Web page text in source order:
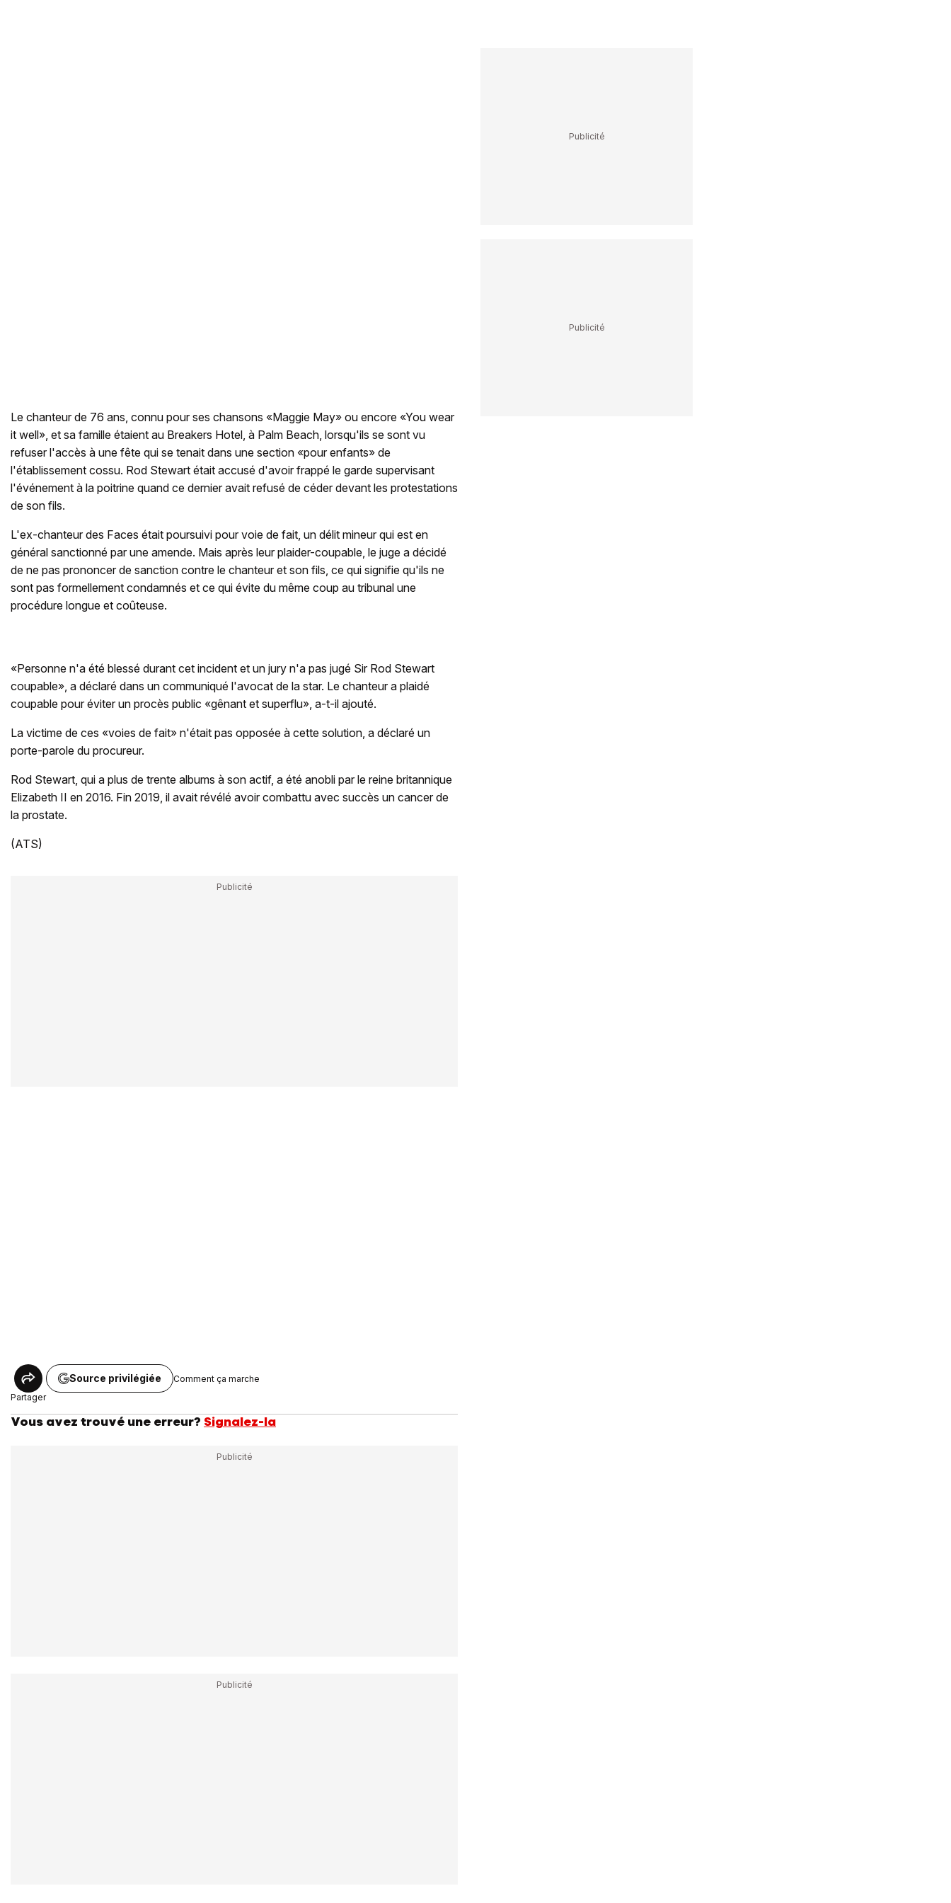
Le chanteur de 76 ans, connu pour ses chansons «Maggie May» ou encore «You wear
it well», et sa famille étaient au Breakers Hotel, à Palm Beach, lorsqu'ils se sont vu
refuser l'accès à une fête qui se tenait dans une section «pour enfants» de
l'établissement cossu. Rod Stewart était accusé d'avoir frappé le garde supervisant
l'événement à la poitrine quand ce dernier avait refusé de céder devant les protestations
de son fils.
L'ex-chanteur des Faces était poursuivi pour voie de fait, un délit mineur qui est en
général sanctionné par une amende. Mais après leur plaider-coupable, le juge a décidé
de ne pas prononcer de sanction contre le chanteur et son fils, ce qui signifie qu'ils ne
sont pas formellement condamnés et ce qui évite du même coup au tribunal une
procédure longue et coûteuse.
«Personne n'a été blessé durant cet incident et un jury n'a pas jugé Sir Rod Stewart
coupable», a déclaré dans un communiqué l'avocat de la star. Le chanteur a plaidé
coupable pour éviter un procès public «gênant et superflu», a-t-il ajouté.
La victime de ces «voies de fait» n'était pas opposée à cette solution, a déclaré un
porte-parole du procureur.
Rod Stewart, qui a plus de trente albums à son actif, a été anobli par le reine britannique
Elizabeth II en 2016. Fin 2019, il avait révélé avoir combattu avec succès un cancer de
la prostate.
(ATS)
Partager
Source privilégiée Comment ça marche
Vous avez trouvé une erreur? Signalez-la